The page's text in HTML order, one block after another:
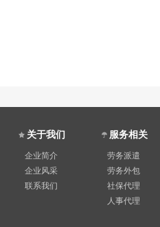
关于我们
企业简介
企业风采
联系我们
服务相关
劳务派遣
劳务外包
社保代理
人事代理